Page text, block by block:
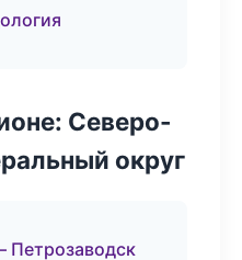
Северо-
округ
Петрозаводск